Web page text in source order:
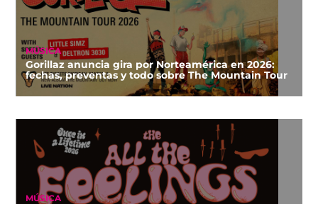
MÚSICA
Gorillaz anuncia gira por Norteamérica en 2026:
fechas, preventas y todo sobre The Mountain Tour
MÚSICA